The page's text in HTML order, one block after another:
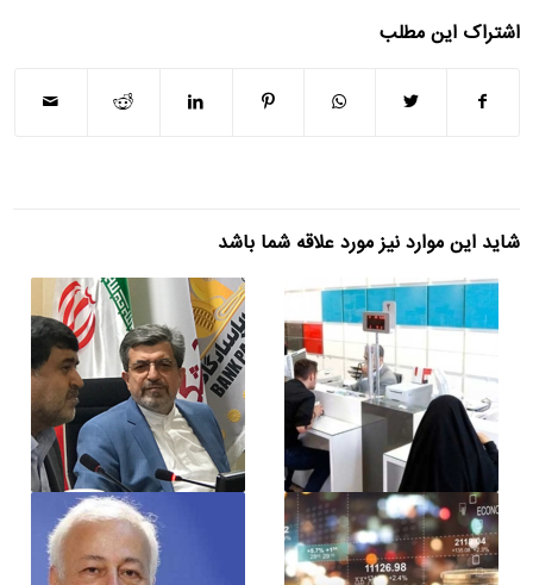
اشتراک این مطلب
شاید این موارد نیز مورد علاقه شما باشد